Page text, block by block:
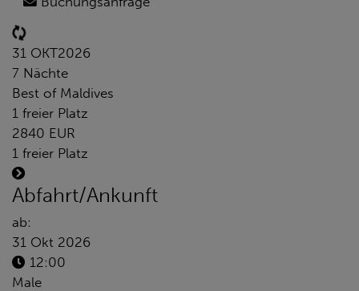
31 OKT2026
7 Nächte
Best of Maldives
1 freier Platz
2840 EUR
1 freier Platz
Abfahrt/Ankunft
ab:
31 Okt 2026
12:00
Male